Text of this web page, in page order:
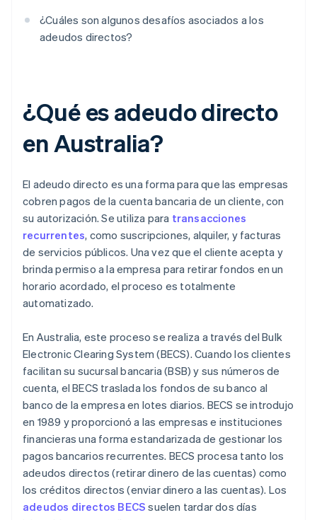
¿Cuáles son algunos desafíos asociados a los
adeudos directos?
¿Qué es adeudo directo
en Australia?
El adeudo directo es una forma para que las empresas
cobren pagos de la cuenta bancaria de un cliente, con
su autorización. Se utiliza para transacciones
recurrentes, como suscripciones, alquiler, y facturas
de servicios públicos. Una vez que el cliente acepta y
brinda permiso a la empresa para retirar fondos en un
horario acordado, el proceso es totalmente
automatizado.
En Australia, este proceso se realiza a través del Bulk
Electronic Clearing System (BECS). Cuando los clientes
facilitan su sucursal bancaria (BSB) y sus números de
cuenta, el BECS traslada los fondos de su banco al
banco de la empresa en lotes diarios. BECS se introdujo
en 1989 y proporcionó a las empresas e instituciones
financieras una forma estandarizada de gestionar los
pagos bancarios recurrentes. BECS procesa tanto los
adeudos directos (retirar dinero de las cuentas) como
los créditos directos (enviar dinero a las cuentas). Los
adeudos directos BECS suelen tardar dos días